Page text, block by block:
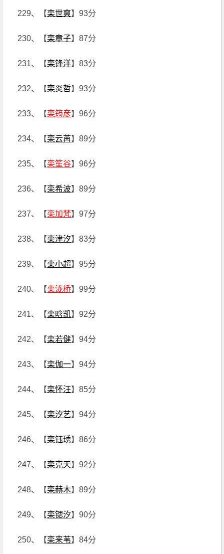
229、【栾世爽】93分
230、【栾章子】87分
231、【栾锋洋】83分
232、【栾炎哲】93分
233、【栾筠彦】96分
234、【栾云苒】89分
235、【栾笙谷】96分
236、【栾希波】89分
237、【栾加梵】97分
238、【栾津汐】83分
239、【栾小超】95分
240、【栾泷桥】99分
241、【栾晗凯】92分
242、【栾若健】94分
243、【栾伽一】94分
244、【栾怀汪】85分
245、【栾汐艺】94分
246、【栾钰琇】86分
247、【栾克天】92分
248、【栾赫木】89分
249、【栾锶汐】90分
250、【栾来苇】84分